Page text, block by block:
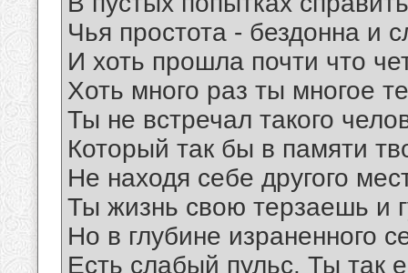
Чья простота - бездонна и
И хоть прошла почти что
Хоть много раз ты многое
Ты не встречал такого
Который так бы в памяти
Не находя себе другого
Ты жизнь свою терзаешь и
Но в глубине израненного
Есть слабый пульс. Ты так